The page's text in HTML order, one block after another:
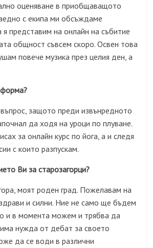
оценяване в приобщаващото
с екипа ми обсъждаме
представим на онлайн на събитие
общност съвсем скоро. Освен това
повече музика през целия ден, а
защото преди извънредното
да ходя на уроци по плуване.
за онлайн курс по йога, а и следя
с които разпускам.
Ви за старозагорци?
моят роден град. Пожелавам на
и силни. Ние не само ще бъдем
и в момента можем и трябва да
нужда от дебат за своето
да се води в различни